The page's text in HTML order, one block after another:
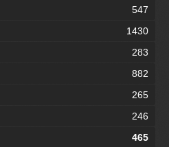
547
1430
283
882
265
246
465